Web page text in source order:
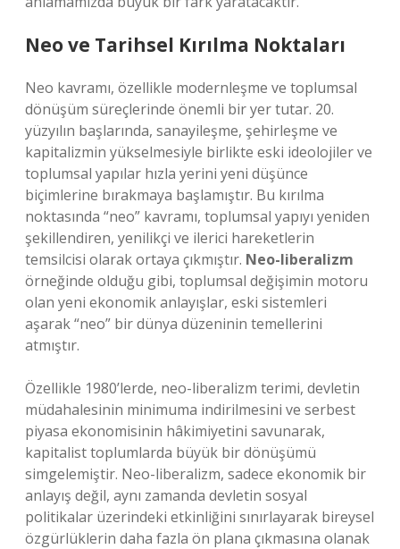
Neo ve Tarihsel Kırılma Noktaları
Neo kavramı, özellikle modernleşme ve toplumsal
dönüşüm süreçlerinde önemli bir yer tutar. 20.
yüzyılın başlarında, sanayileşme, şehirleşme ve
kapitalizmin yükselmesiyle birlikte eski ideolojiler ve
toplumsal yapılar hızla yerini yeni düşünce
biçimlerine bırakmaya başlamıştır. Bu kırılma
noktasında “neo” kavramı, toplumsal yapıyı yeniden
şekillendiren, yenilikçi ve ilerici hareketlerin
temsilcisi olarak ortaya çıkmıştır. Neo-liberalizm
örneğinde olduğu gibi, toplumsal değişimin motoru
olan yeni ekonomik anlayışlar, eski sistemleri
aşarak “neo” bir dünya düzeninin temellerini
atmıştır.
Özellikle 1980’lerde, neo-liberalizm terimi, devletin
müdahalesinin minimuma indirilmesini ve serbest
piyasa ekonomisinin hâkimiyetini savunarak,
kapitalist toplumlarda büyük bir dönüşümü
simgelemiştir. Neo-liberalizm, sadece ekonomik bir
anlayış değil, aynı zamanda devletin sosyal
politikalar üzerindeki etkinliğini sınırlayarak bireysel
özgürlüklerin daha fazla ön plana çıkmasına olanak